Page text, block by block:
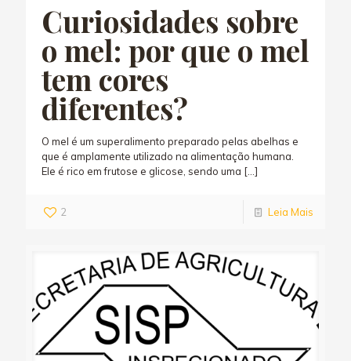
Curiosidades sobre
o mel: por que o mel
tem cores
diferentes?
O mel é um superalimento preparado pelas abelhas e
que é amplamente utilizado na alimentação humana.
Ele é rico em frutose e glicose, sendo uma […]
2 Leia Mais